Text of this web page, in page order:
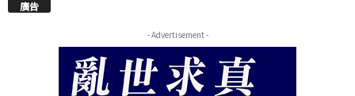
廣告
- Advertisement -